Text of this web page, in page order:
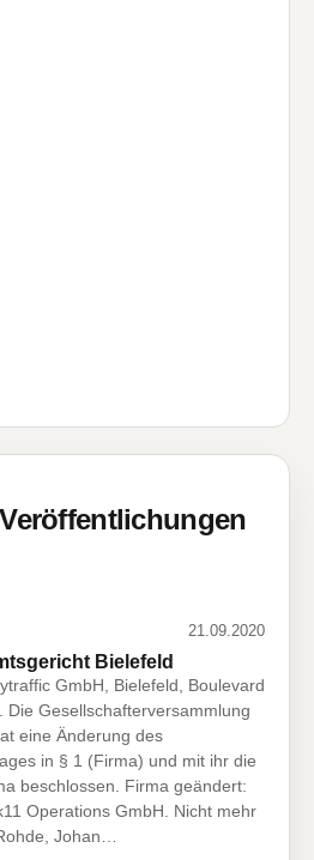
21.09.2020
Bielefeld
GmbH, Bielefeld, Boulevard
Die Gesellschafterversammlung
eine Änderung des
in § 1 (Firma) und mit ihr die
beschlossen. Firma geändert:
Operations GmbH. Nicht mehr
Johan…